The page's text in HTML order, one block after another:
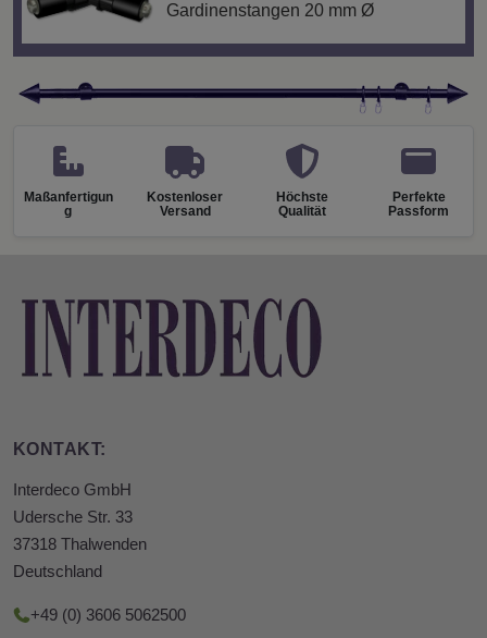
Gardinenstangen 20 mm Ø
Maßanfertigun
g
Kostenloser
Versand
Höchste
Qualität
Perfekte
Passform
KONTAKT:
Interdeco GmbH
Udersche Str. 33
37318 Thalwenden
Deutschland
+49 (0) 3606 5062500